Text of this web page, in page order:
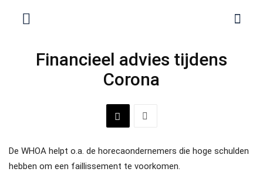
Financieel advies tijdens
Corona
De WHOA helpt o.a. de horecaondernemers die hoge schulden
hebben om een faillissement te voorkomen.